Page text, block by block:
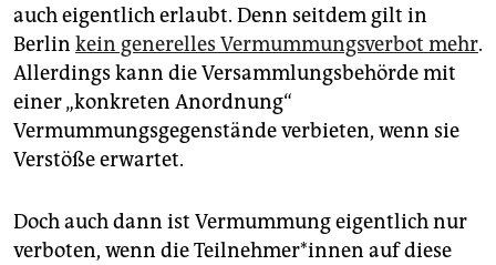
auch eigentlich erlaubt. Denn seitdem gilt in
Berlin kein generelles Vermummungsverbot mehr.
Allerdings kann die Versammlungsbehörde mit
einer „konkreten Anordnung“
Vermummungsgegenstände verbieten, wenn sie
Verstöße erwartet.
Doch auch dann ist Vermummung eigentlich nur
verboten, wenn die Teil­neh­me­r*in­nen auf diese